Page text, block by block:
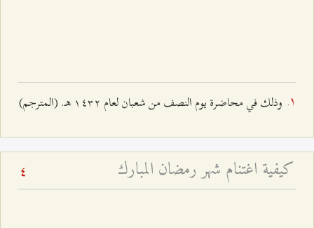
وذلك في محاضرة يوم النصف من شعبان لعام ۱٤٣٢ هـ. (المترجم)
كيفية اغتنام شهر رمضان المبارك 4